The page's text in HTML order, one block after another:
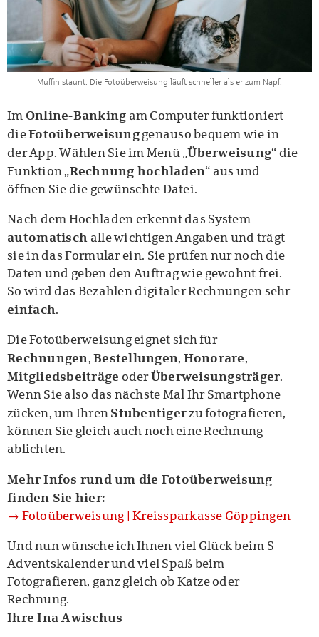
Muffin staunt: Die Fotoüberweisung läuft schneller als er zum Napf.
Im Online-Banking am Computer funktioniert
dieFotoüberweisunggenauso bequem wie in
der App. Wählen Sie im Menü „Überweisung“ die
Funktion „Rechnung hochladen“ aus und
öffnen Sie die gewünschte Datei.
Nach dem Hochladen erkennt das System
automatisch alle wichtigen Angaben und trägt
sie in das Formular ein. Sie prüfen nur noch die
Daten und geben den Auftrag wie gewohnt frei.
So wird das Bezahlen digitaler Rechnungen sehr
einfach.
Die Fotoüberweisung eignet sich für
Rechnungen,Bestellungen, Honorare,
Mitgliedsbeiträge oderÜberweisungsträger.
Wenn Sie also das nächste Mal Ihr Smartphone
zücken, um Ihren Stubentigerzu fotografieren,
können Sie gleich auch noch eine Rechnung
ablichten.
Mehr Infos rund um die Fotoüberweisung
finden Sie hier:
→ Fotoüberweisung | Kreissparkasse Göppingen
Und nun wünsche ich Ihnen viel Glück beim S-
Adventskalender und viel Spaß beim
Fotografieren, ganz gleich ob Katze oder
Rechnung.
Ihre Ina Awischus